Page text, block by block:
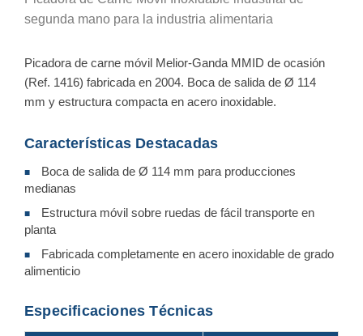
segunda mano para la industria alimentaria
Picadora de carne móvil Melior-Ganda MMID de ocasión
(Ref. 1416) fabricada en 2004. Boca de salida de Ø 114
mm y estructura compacta en acero inoxidable.
Características Destacadas
■
Boca de salida de Ø 114 mm para producciones
medianas
■
Estructura móvil sobre ruedas de fácil transporte en
planta
■
Fabricada completamente en acero inoxidable de grado
alimenticio
Especificaciones Técnicas